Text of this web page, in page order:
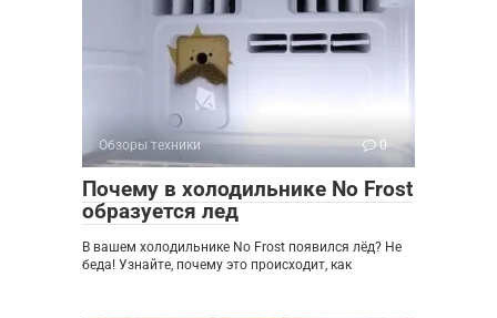
Обзоры техники 0
Почему в холодильнике No Frost
образуется лед
В вашем холодильнике No Frost появился лёд? Не
беда! Узнайте, почему это происходит, как